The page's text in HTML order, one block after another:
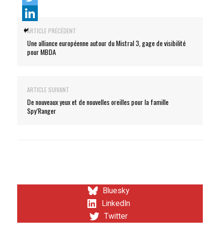
ARTICLE PRÉCÉDENT
Une alliance européenne autour du Mistral 3, gage de visibilité
pour MBDA
ARTICLE SUIVANT
De nouveaux yeux et de nouvelles oreilles pour la famille
Spy’Ranger
Bluesky
LinkedIn
Twitter